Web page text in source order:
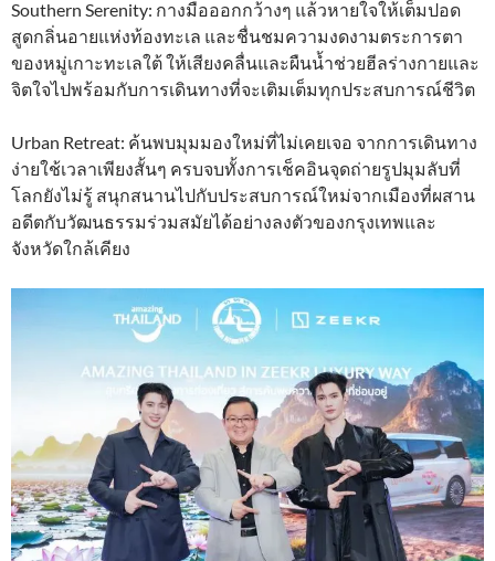
Southern Serenity: กางมือออกกว้างๆ แล้วหายใจให้เต็มปอด
สูดกลิ่นอายแห่งท้องทะเล และชื่นชมความงดงามตระการตา
ของหมู่เกาะทะเลใต้ ให้เสียงคลื่นและผืนน้ำช่วยฮีลร่างกายและ
จิตใจไปพร้อมกับการเดินทางที่จะเติมเต็มทุกประสบการณ์ชีวิต
Urban Retreat: ค้นพบมุมมองใหม่ที่ไม่เคยเจอ จากการเดินทาง
ง่ายใช้เวลาเพียงสั้นๆ ครบจบทั้งการเช็คอินจุดถ่ายรูปมุมลับที่
โลกยังไม่รู้ สนุกสนานไปกับประสบการณ์ใหม่จากเมืองที่ผสาน
อดีตกับวัฒนธรรมร่วมสมัยได้อย่างลงตัวของกรุงเทพและ
จังหวัดใกล้เคียง